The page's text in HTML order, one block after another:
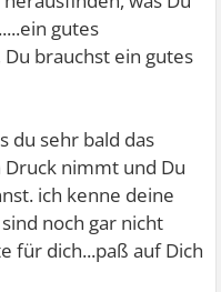
gutes
Du brauchst ein gutes
du sehr bald das
nimmt und Du
ich kenne deine
noch gar nicht
für dich...paß auf Dich